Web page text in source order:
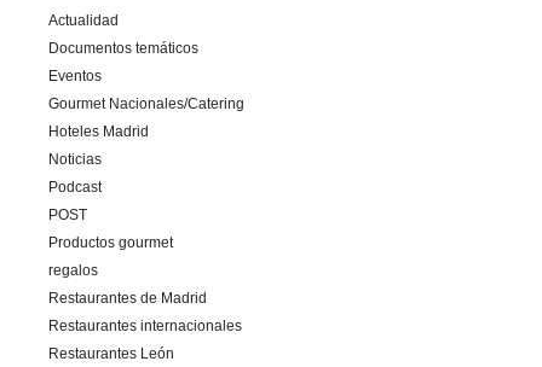
Actualidad
Documentos temáticos
Eventos
Gourmet Nacionales/Catering
Hoteles Madrid
Noticias
Podcast
POST
Productos gourmet
regalos
Restaurantes de Madrid
Restaurantes internacionales
Restaurantes León